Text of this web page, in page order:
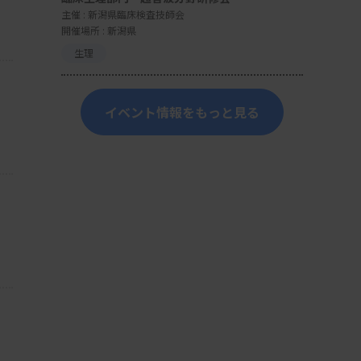
主催 : 新潟県臨床検査技師会
開催場所 : 新潟県
生理
イベント情報をもっと見る